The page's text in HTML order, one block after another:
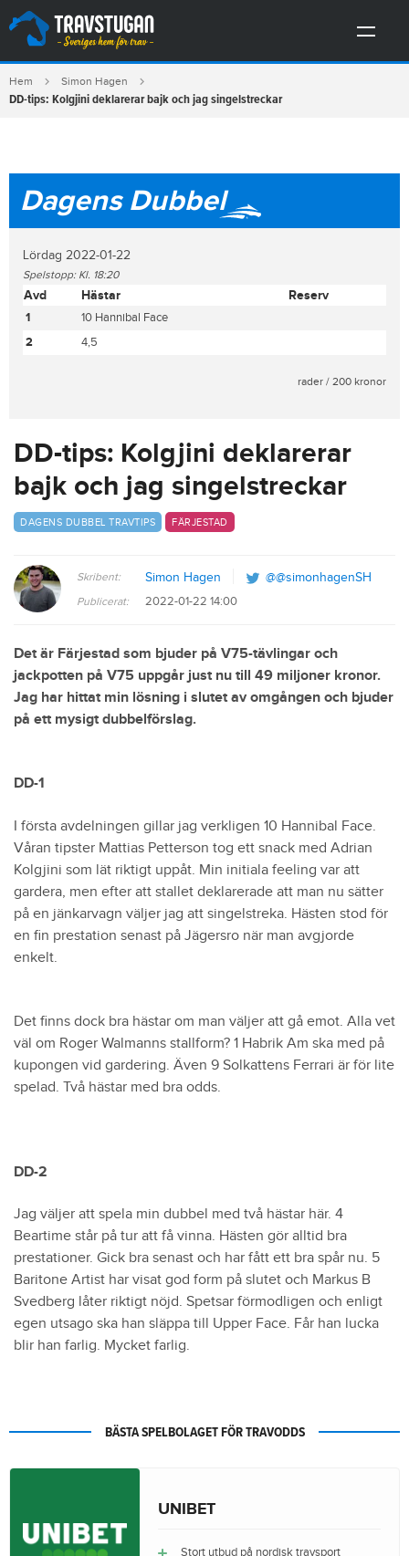
Hem Simon Hagen
DD-tips: Kolgjini deklarerar bajk och jag singelstreckar
Dagens Dubbel
Lördag 2022-01-22
Spelstopp: Kl. 18:20
Avd Hästar Reserv
1
10 Hannibal Face
2
4,5
rader / 200 kronor
DD-tips: Kolgjini deklarerar
bajk och jag singelstreckar
DAGENS DUBBEL TRAVTIPS FÄRJESTAD
Skribent: Simon Hagen @@simonhagenSH
Publicerat: 2022-01-22 14:00
Det är Färjestad som bjuder på V75-tävlingar och
jackpotten på V75 uppgår just nu till 49 miljoner kronor.
Jag har hittat min lösning i slutet av omgången och bjuder
på ett mysigt dubbelförslag.
DD-1
I första avdelningen gillar jag verkligen 10 Hannibal Face.
Våran tipster Mattias Petterson tog ett snack med Adrian
Kolgjini som lät riktigt uppåt. Min initiala feeling var att
gardera, men efter att stallet deklarerade att man nu sätter
på en jänkarvagn väljer jag att singelstreka. Hästen stod för
en fin prestation senast på Jägersro när man avgjorde
enkelt.
Det finns dock bra hästar om man väljer att gå emot. Alla vet
väl om Roger Walmanns stallform? 1 Habrik Am ska med på
kupongen vid gardering. Även 9 Solkattens Ferrari är för lite
spelad. Två hästar med bra odds.
DD-2
Jag väljer att spela min dubbel med två hästar här. 4
Beartime står på tur att få vinna. Hästen gör alltid bra
prestationer. Gick bra senast och har fått ett bra spår nu. 5
Baritone Artist har visat god form på slutet och Markus B
Svedberg låter riktigt nöjd. Spetsar förmodligen och enligt
egen utsago ska han släppa till Upper Face. Får han lucka
blir han farlig. Mycket farlig.
BÄSTA SPELBOLAGET FÖR TRAVODDS
UNIBET
Stort utbud på nordisk travsport